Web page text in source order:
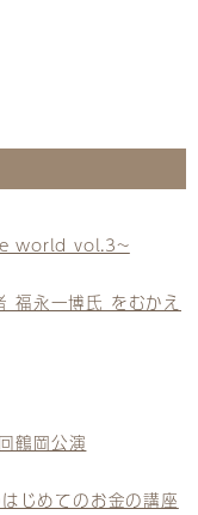
world vol.3~
福永一博氏 をむかえ
鶴岡公演
じめてのお金の講座